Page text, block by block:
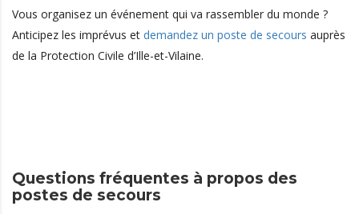
Vous organisez un événement qui va rassembler du monde ?
Anticipez les imprévus et demandez un poste de secours auprès
de la Protection Civile d’Ille-et-Vilaine.
Questions fréquentes à propos des
postes de secours